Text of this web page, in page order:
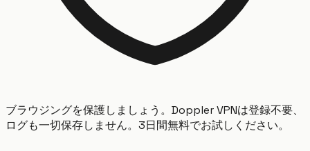
ブラウジングを保護しましょう。Doppler VPNは登録不要、
ログも一切保存しません。3日間無料でお試しください。